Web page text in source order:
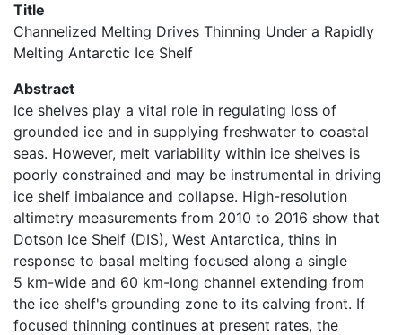
Title
Channelized Melting Drives Thinning Under a Rapidly
Melting Antarctic Ice Shelf
Abstract
Ice shelves play a vital role in regulating loss of
grounded ice and in supplying freshwater to coastal
seas. However, melt variability within ice shelves is
poorly constrained and may be instrumental in driving
ice shelf imbalance and collapse. High-resolution
altimetry measurements from 2010 to 2016 show that
Dotson Ice Shelf (DIS), West Antarctica, thins in
response to basal melting focused along a single
5 km-wide and 60 km-long channel extending from
the ice shelf's grounding zone to its calving front. If
focused thinning continues at present rates, the